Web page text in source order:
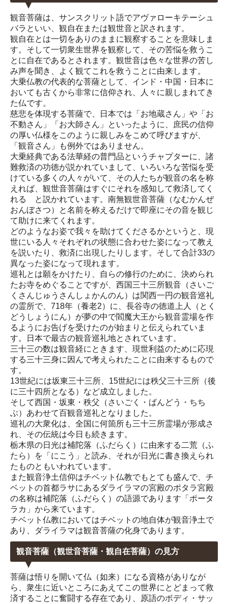
観音菩薩は、サンスクリット語でアヴァローキテーシュ
バラといい、観自在または観世音と訳されます。
観自在とは一切をありのままに観察することを意味しま
す。そして一切衆生世界を観察して、その苦悩を救うこ
とに自在であるとされます。観世音は色々な世界の苦し
み声を聞き、よく観てこれを救うことに由来します。
大乗仏教の代表的な菩薩として、インド・中国・日本に
おいても古くから非常に信仰され、人々に親しまれてき
た仏です。
慈悲を体現する菩薩で、日本では「お地蔵さん」や「お
不動さん」「お大師さん」といったように、庶民の信仰
の厚い仏様をこのように親しみをこめて呼びますが、
「観音さん」も例外ではありません。
大乗経典である法華経の普門品というチャプターに、諸
難救済の功徳が説かれていまして、いろいろな苦悩を受
けている多くの人々がいて、その人たちが観音の名を称
えれば、観世音菩薩はすぐにそれを感知して救済してく
れる と説かれています。南無観世音菩薩（なむかんぜ
おんぼさつ）と名前を称えるだけで即座にその音を観じ
て助けに来てくれます。
どのようなお姿で我々を助けてくださるかというと、現
世にいる人々それぞれの状態に合わせた姿になって教え
を説いたり、救済に出現したりします。そして合計33の
異なった姿になって現れます。
巡礼とは願をかけたり、自らの修行のために、決められ
たお寺をめぐることですが、西国三十三所観音（さいご
くさんじゅうさんしょかんのん）は関西一円の観音巡礼
の霊所で、718年（養老2）に、長谷寺の徳道上人（とく
どうしょうにん）が夢の中で閻魔大王から観音霊場を作
るようにお告げを受けたのが始まりと伝えられていま
す。日本で最古の観音巡礼地とされています。
三十三の数は観音経にときます、現世利益のために応現
する三十三身に因んで考えられたことに由来するもので
す。
13世紀には坂東三十三所、15世紀には秩父三十三所（後
に三十四所となる）など成立しました。
そして西国・坂東・秩父（さいごく・ばんどう・ちち
ぶ）あわせて百観音巡礼となりました。
巡礼の大衆化は、全国に何箇所も三十三所霊場が形成さ
れ、その伝統は今日も続きます。
栃木県の日光は補陀落（ふだらく）に由来する二荒（ふ
たら）を「にこう」と読み、それが日光に書き換えられ
たものともいわれています。
また観音浄土信仰はチベット仏教でもとても盛んで、チ
ベットの首都ラサにあるダライラマの宮殿のポタラ宮殿
の名称は補陀落（ふだらく）の語源であります「ポータ
ラカ」から来ています。
チベット仏教においてはチベットの地自体が観音浄土で
あり、ダライラマは観音菩薩の化身であります。
観音菩薩（観世音菩薩・観自在菩薩）の見方
菩薩は悟りを開いて仏（如来）になる資格がありなが
ら、衆生に近いところにあえてこの世界にとどまって救
済することに奮闘する存在であり、原語のボディ・サッ